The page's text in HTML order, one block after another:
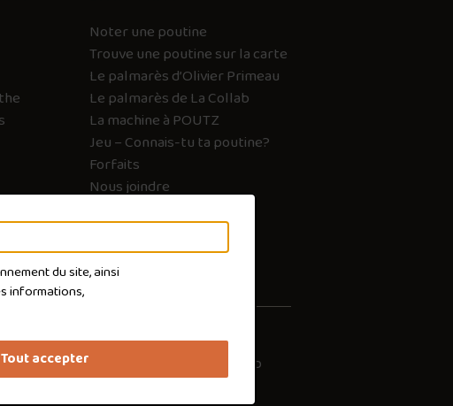
du site, ainsi
informations,
Tout accepter
Noter une poutine
Trouve une poutine sur la carte
Le palmarès d’Olivier Primeau
Le palmarès de La Collab
La machine à POUTZ
Jeu – Connais-tu ta poutine?
Forfaits
Nous joindre
les cookies Ekloweb